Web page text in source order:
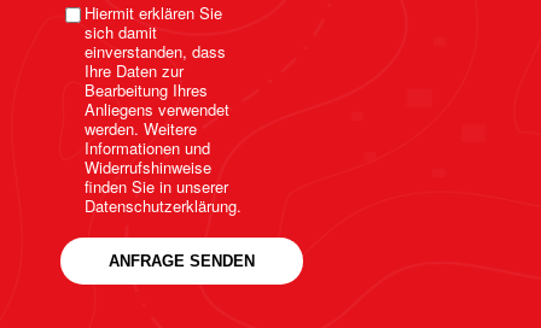
Hiermit erklären Sie
sich damit
einverstanden, dass
Ihre Daten zur
Bearbeitung Ihres
Anliegens verwendet
werden. Weitere
Informationen und
Widerrufshinweise
finden Sie in unserer
Datenschutzerklärung.